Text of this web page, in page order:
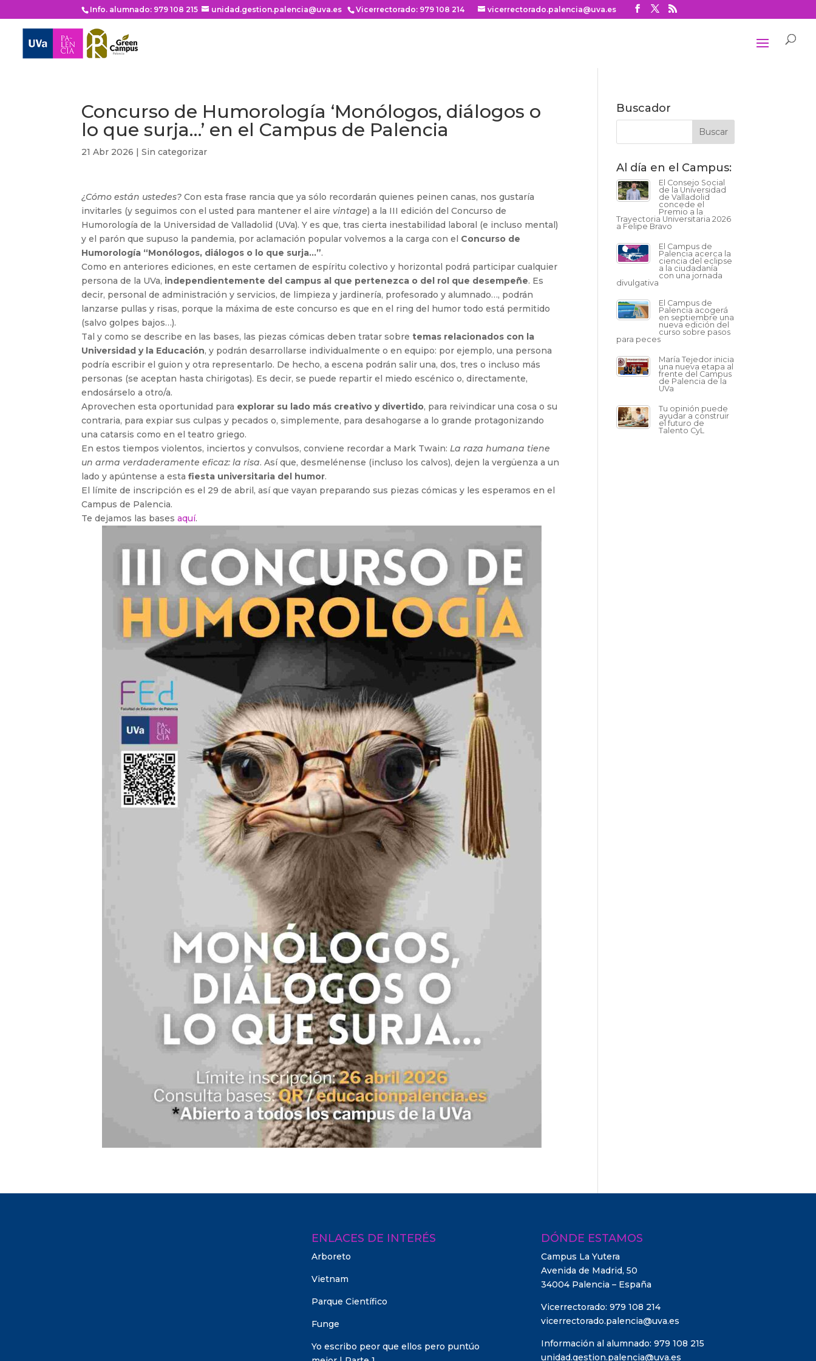
Info. alumnado: 979 108 215 unidad.gestion.palencia@uva.es Vicerrectorado: 979 108 214 vicerrectorado.palencia@uva.es
Concurso de Humorología ‘Monólogos, diálogos o
lo que surja…’ en el Campus de Palencia
21 Abr 2026 |Sin categorizar
¿Cómo están ustedes? Con esta frase rancia que ya sólo recordarán quienes peinen canas, nos gustaría
invitarles (y seguimos con el usted para mantener el airevintage) a la III edición del Concurso de
Humorología de la Universidad de Valladolid (UVa). Y es que, tras cierta inestabilidad laboral (e incluso mental)
y el parón que supuso la pandemia, por aclamación popular volvemos a la carga con el Concurso de
Humorología “Monólogos, diálogos o lo que surja…”.
Como en anteriores ediciones, en este certamen de espíritu colectivo y horizontal podrá participar cualquier
persona de la UVa, independientemente del campus al que pertenezca o del rol que desempeñe. Es
decir, personal de administración y servicios, de limpieza y jardinería, profesorado y alumnado…, podrán
lanzarse pullas y risas, porque la máxima de este concurso es que en el ring del humor todo está permitido
(salvo golpes bajos…).
Tal y como se describe en las bases, las piezas cómicas deben tratar sobretemas relacionados con la
Universidad y la Educación, y podrán desarrollarse individualmente o en equipo: por ejemplo, una persona
podría escribir el guion y otra representarlo. De hecho, a escena podrán salir una, dos, tres o incluso más
personas (se aceptan hasta chirigotas). Es decir, se puede repartir el miedo escénico o, directamente,
endosárselo a otro/a.
Aprovechen esta oportunidad para explorar su lado más creativo y divertido, para reivindicar una cosa o su
contraria, para expiar sus culpas y pecados o, simplemente, para desahogarse a lo grande protagonizando
una catarsis como en el teatro griego.
En estos tiempos violentos, inciertos y convulsos, conviene recordar a Mark Twain:La raza humana tiene
un arma verdaderamente eficaz: la risa. Así que, desmelénense (incluso los calvos), dejen la vergüenza a un
lado y apúntense a estafiesta universitaria del humor.
El límite de inscripción es el 29 de abril, así que vayan preparando sus piezas cómicas y les esperamos en el
Campus de Palencia.
Te dejamos las basesaquí.
Buscador
Al día en el Campus:
El Consejo Social
de la Universidad
de Valladolid
concede el
Premio a la
Trayectoria Universitaria 2026
a Felipe Bravo
El Campus de
Palencia acerca la
ciencia del eclipse
a la ciudadanía
con una jornada
divulgativa
El Campus de
Palencia acogerá
en septiembre una
nueva edición del
curso sobre pasos
para peces
María Tejedor inicia
una nueva etapa al
frente del Campus
de Palencia de la
UVa
Tu opinión puede
ayudar a construir
el futuro de
Talento CyL
ENLACES DE INTERÉS
Arboreto
Vietnam
Parque Científico
Funge
Yo escribo peor que ellos pero puntúo
DÓNDE ESTAMOS
Campus La Yutera
Avenida de Madrid, 50
34004 Palencia – España
Vicerrectorado: 979 108 214
vicerrectorado.palencia@uva.es
Información al alumnado: 979 108 215
unidad.gestion.palencia@uva.es